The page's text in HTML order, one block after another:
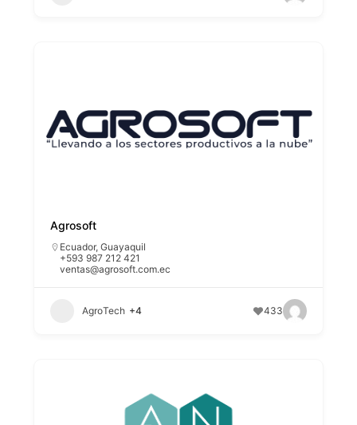
Agrosoft
Ecuador,Guayaquil
+593 987 212 421
ventas@agrosoft.com.ec
AgroTech +4 433